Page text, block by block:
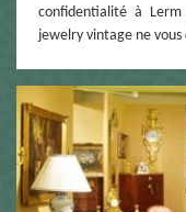
confidentialité à
jewelry vintage ne vous